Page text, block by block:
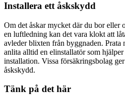
Installera ett åskskydd
Om det åskar mycket där du bor eller
en luftledning kan det vara klokt att
avleder blixten från byggnaden. Prata
anlita alltid en elinstallatör som
installation. Vissa försäkringsbolag
åskskydd.
Tänk på det här